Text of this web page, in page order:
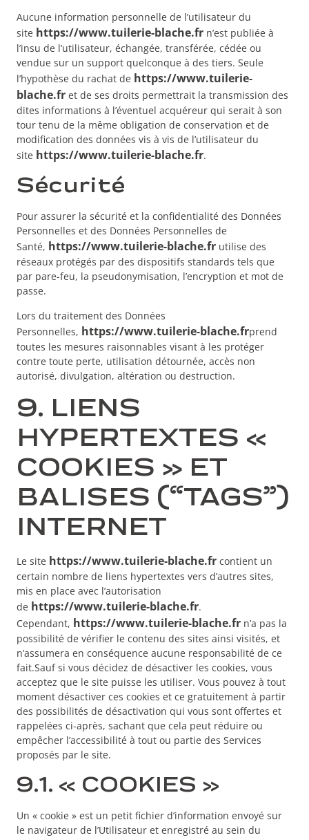
Aucune information personnelle de l’utilisateur du
site https://www.tuilerie-blache.fr n’est publiée à
l’insu de l’utilisateur, échangée, transférée, cédée ou
vendue sur un support quelconque à des tiers. Seule
l’hypothèse du rachat de https://www.tuilerie-
blache.fr et de ses droits permettrait la transmission des
dites informations à l’éventuel acquéreur qui serait à son
tour tenu de la même obligation de conservation et de
modification des données vis à vis de l’utilisateur du
site https://www.tuilerie-blache.fr.
Sécurité
Pour assurer la sécurité et la confidentialité des Données
Personnelles et des Données Personnelles de
Santé, https://www.tuilerie-blache.fr utilise des
réseaux protégés par des dispositifs standards tels que
par pare-feu, la pseudonymisation, l’encryption et mot de
passe.
Lors du traitement des Données
Personnelles, https://www.tuilerie-blache.frprend
toutes les mesures raisonnables visant à les protéger
contre toute perte, utilisation détournée, accès non
autorisé, divulgation, altération ou destruction.
9. LIENS
HYPERTEXTES «
COOKIES » ET
BALISES (“TAGS”)
INTERNET
Le site https://www.tuilerie-blache.fr contient un
certain nombre de liens hypertextes vers d’autres sites,
mis en place avec l’autorisation
de https://www.tuilerie-blache.fr.
Cependant, https://www.tuilerie-blache.fr n’a pas la
possibilité de vérifier le contenu des sites ainsi visités, et
n’assumera en conséquence aucune responsabilité de ce
fait.Sauf si vous décidez de désactiver les cookies, vous
acceptez que le site puisse les utiliser. Vous pouvez à tout
moment désactiver ces cookies et ce gratuitement à partir
des possibilités de désactivation qui vous sont offertes et
rappelées ci-après, sachant que cela peut réduire ou
empêcher l’accessibilité à tout ou partie des Services
proposés par le site.
9.1. « COOKIES »
Un « cookie » est un petit fichier d’information envoyé sur
le navigateur de l’Utilisateur et enregistré au sein du